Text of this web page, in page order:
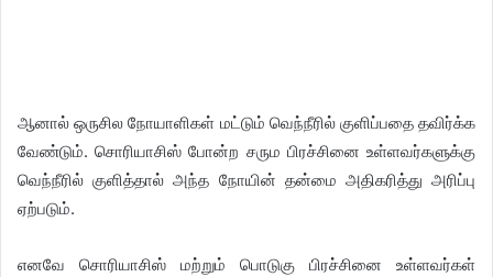
ஆனால் ஒருசில நோயாளிகள் மட்டும் வெந்நீரில் குளிப்பதை தவிர்க்க
வேண்டும். சொரியாசிஸ் போன்ற சரும பிரச்சினை உள்ளவர்களுக்கு
வெந்நீரில் குளித்தால் அந்த நோயின் தன்மை அதிகரித்து அரிப்பு
ஏற்படும்.
எனவே சொரியாசிஸ் மற்றும் பொடுகு பிரச்சினை உள்ளவர்கள்